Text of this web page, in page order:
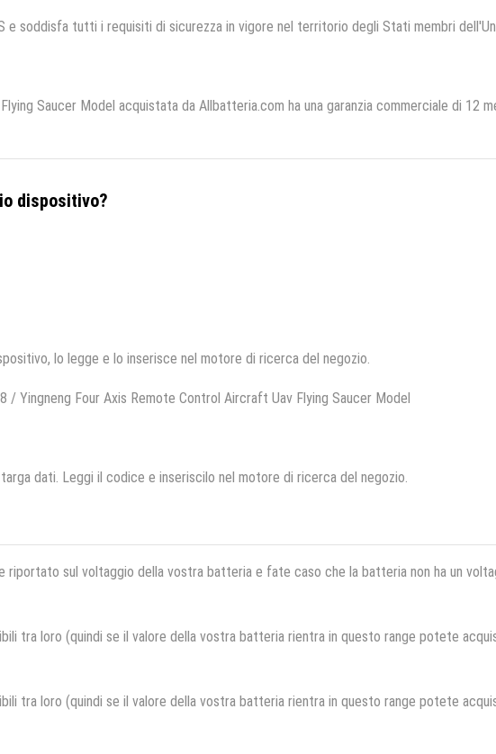
e soddisfa tutti i requisiti di sicurezza in vigore nel territorio degli Stati membri
Saucer Model acquistata da Allbatteria.com ha una garanzia commerciale di 12
dispositivo?
lo legge e lo inserisce nel motore di ricerca del negozio.
Yingneng Four Axis Remote Control Aircraft Uav Flying Saucer Model
dati. Leggi il codice e inseriscilo nel motore di ricerca del negozio.
sul voltaggio della vostra batteria e fate caso che la batteria non ha un
tra loro (quindi se il valore della vostra batteria rientra in questo range potete
tra loro (quindi se il valore della vostra batteria rientra in questo range potete